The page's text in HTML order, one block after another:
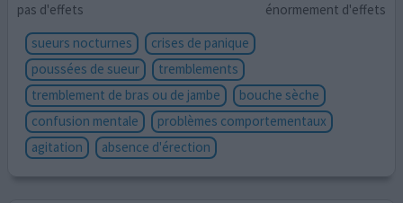
pas d'effets
énormement d'effets
sueurs nocturnes
crises de panique
poussées de sueur
tremblements
tremblement de bras ou de jambe
bouche sèche
confusion mentale
problèmes comportementaux
agitation
absence d'érection